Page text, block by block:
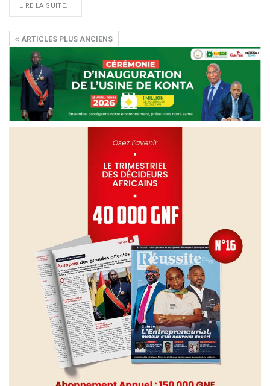
LIRE LA SUITE...
ARTICLES PLUS ANCIENS